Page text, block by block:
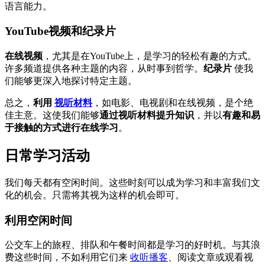
语言能力。
YouTube视频和纪录片
在线视频 ，尤其是在YouTube上，是学习的轻松有趣的方式。
许多频道提供各种主题的内容，从时事到哲学。 纪录片 使我
们能够更深入地探讨特定主题。
总之， 利用 视听材料，如电影、电视剧和在线视频，是个绝
佳主意。这使我们能够通过视听材料提升知识 ，并以有趣和易
于接触的方式进行在线学习 。
日常学习活动
我们每天都有空闲时间。这些时刻可以成为学习和丰富我们文
化的机会。只需将其视为这样的机会即可。
利用空闲时间
公交车上的旅程、排队和午餐时间都是学习的好时机。与其浪
费这些时间，不如利用它们来 收听播客 、阅读文章或观看视